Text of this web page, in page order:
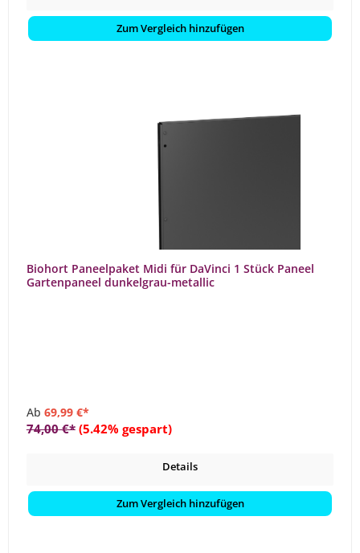
Zum Vergleich hinzufügen
Biohort Paneelpaket Midi für DaVinci 1 Stück Paneel
Gartenpaneel dunkelgrau-metallic
Ab 69,99 €*
74,00 €* (5.42% gespart)
Details
Zum Vergleich hinzufügen